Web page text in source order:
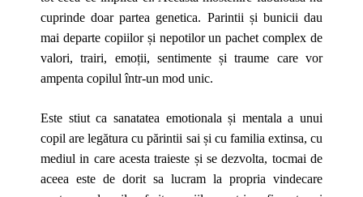
cuprinde doar partea genetica. Parintii și bunicii dau
mai departe copiilor și nepotilor un pachet complex de
valori, trairi, emoții, sentimente și traume care vor
ampenta copilul într-un mod unic.
Este stiut ca sanatatea emotionala și mentala a unui
copil are legătura cu părintii sai și cu familia extinsa, cu
mediul in care acesta traieste și se dezvolta, tocmai de
aceea este de dorit sa lucram la propria vindecare